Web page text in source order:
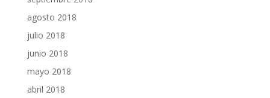
agosto 2018
julio 2018
junio 2018
mayo 2018
abril 2018